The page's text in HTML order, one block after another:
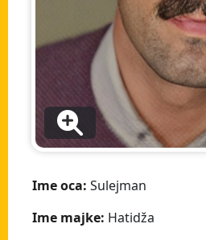
Ime oca: Sulejman
Ime majke: Hatidža